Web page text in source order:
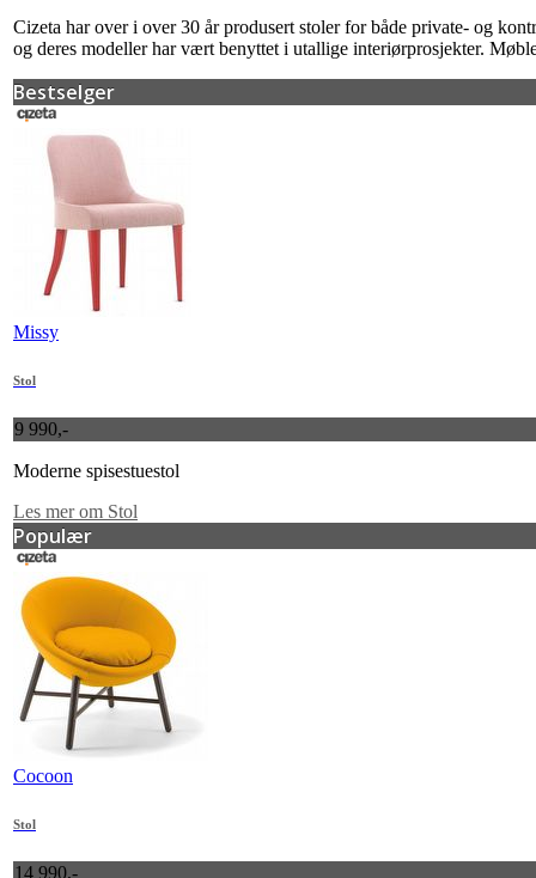
Cizeta har over i over 30 år produsert stoler for både private- og
og deres modeller har vært benyttet i utallige interiørprosjekter.
Bestselger
Missy
Stol
9 990,-
Moderne spisestuestol
Les mer om Stol
Populær
Cocoon
Stol
14 990,-